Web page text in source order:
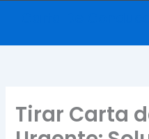
Tirar Carta